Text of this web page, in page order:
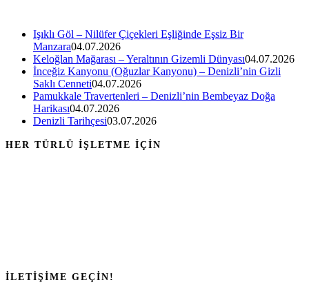
Işıklı Göl – Nilüfer Çiçekleri Eşliğinde Eşsiz Bir
Manzara04.07.2026
Keloğlan Mağarası – Yeraltının Gizemli Dünyası04.07.2026
İnceğiz Kanyonu (Oğuzlar Kanyonu) – Denizli’nin Gizli
Saklı Cenneti04.07.2026
Pamukkale Travertenleri – Denizli’nin Bembeyaz Doğa
Harikası04.07.2026
Denizli Tarihçesi03.07.2026
HER TÜRLÜ İŞLETME İÇİN
İLETİŞİME GEÇİN!